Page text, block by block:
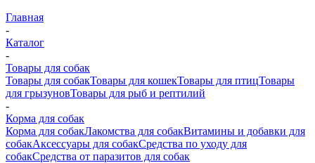
Главная
-
Каталог
-
Товары для собак
Товары для собакТовары для кошекТовары для птицТовары
для грызуновТовары для рыб и рептилий
-
Корма для собак
Корма для собакЛакомства для собакВитамины и добавки для
собакАксессуары для собакСредства по уходу для
собакСредства от паразитов для собак